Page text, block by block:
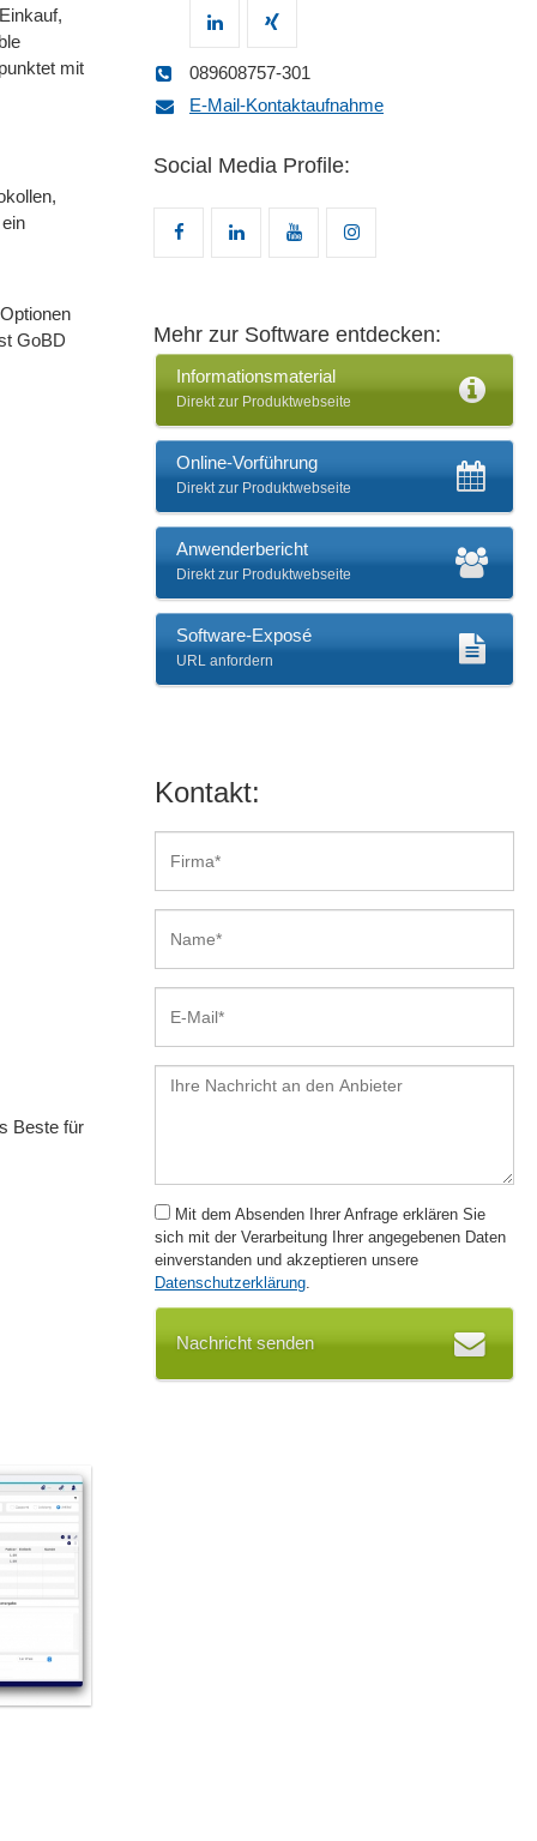
mit
GoBD
Beste für
089608757-301
E-Mail-Kontaktaufnahme
Social Media Profile:
Mehr zur Software entdecken:
Informationsmaterial
Direkt zur Produktwebseite
Online-Vorführung
Direkt zur Produktwebseite
Anwenderbericht
Direkt zur Produktwebseite
Software-Exposé
URL anfordern
Kontakt:
Mit dem Absenden Ihrer Anfrage erklären Sie
sich mit der Verarbeitung Ihrer angegebenen Daten
einverstanden und akzeptieren unsere
Datenschutzerklärung.
Nachricht senden